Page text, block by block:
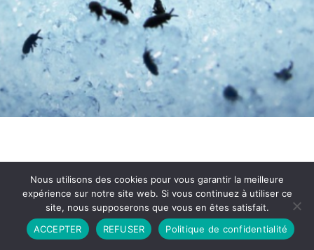
Partenariat Contact
Politique de Confidentialité
CGU
Copyright © 2026 - Propulsé par DIEUDUDIABLE
Nous utilisons des cookies pour vous garantir la meilleure
expérience sur notre site web. Si vous continuez à utiliser ce
site, nous supposerons que vous en êtes satisfait.
ACCEPTER
REFUSER Politique de confidentialité